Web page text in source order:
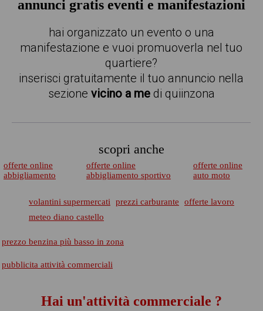
annunci gratis eventi e manifestazioni
hai organizzato un evento o una
manifestazione e vuoi promuoverla nel tuo
quartiere?
inserisci gratuitamente il tuo annuncio nella
sezione vicino a medi quiinzona
scopri anche
offerte online
abbigliamento
offerte online
abbigliamento sportivo
offerte online
auto moto
volantini supermercati prezzi carburante
offerte lavoro
meteo diano castello
prezzo benzina più basso in zona
pubblicita attività commerciali
Hai un'attività commerciale ?